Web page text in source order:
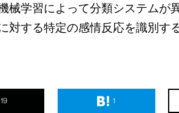
械学習によって分類システム
対する特定の感情反応を識別
19 1